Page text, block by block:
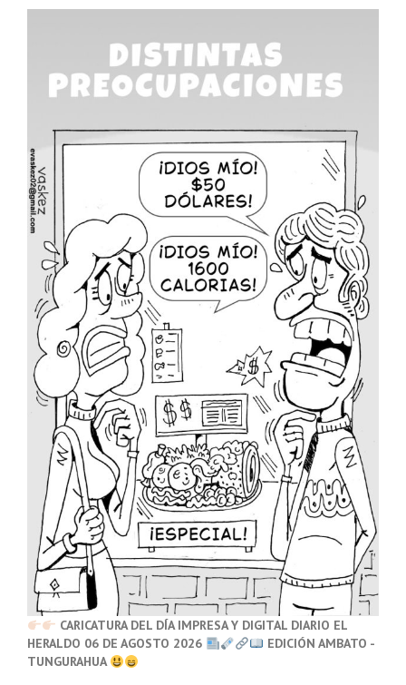
CARICATURA DEL DÍA IMPRESA Y DIGITAL DIARIO EL
HERALDO 06 DE AGOSTO 2026
EDICIÓN AMBATO -
TUNGURAHUA